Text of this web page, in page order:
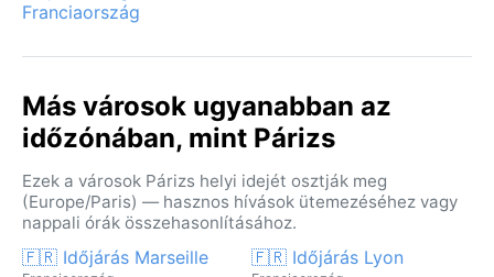
Franciaország
Más városok ugyanabban az
időzónában, mint Párizs
Ezek a városok Párizs helyi idejét osztják meg
(Europe/Paris) — hasznos hívások ütemezéséhez vagy
nappali órák összehasonlításához.
🇫🇷 Időjárás Marseille 🇫🇷 Időjárás Lyon